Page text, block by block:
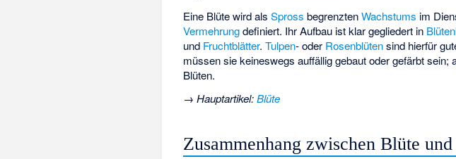
Eine Blüte wird alsSpross begrenztenWachstums im
Vermehrungdefiniert. Ihr Aufbau ist klar gegliedert in
und Fruchtblätter.Tulpen- oder Rosenblütensind hierfür
müssen sie keineswegs auffällig gebaut oder gefärbt sein;
Blüten.
→Hauptartikel:Blüte
Zusammenhang zwischen Blüte